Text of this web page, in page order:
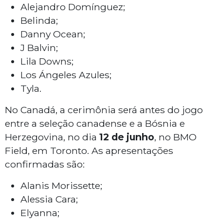
Alejandro Domínguez;
Belinda;
Danny Ocean;
J Balvin;
Lila Downs;
Los Ángeles Azules;
Tyla.
No Canadá, a cerimônia será antes do jogo
entre a seleção canadense e a Bósnia e
Herzegovina, no dia 12 de junho, no BMO
Field, em Toronto. As apresentações
confirmadas são:
Alanis Morissette;
Alessia Cara;
Elyanna;